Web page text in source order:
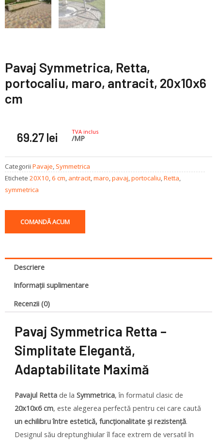
Pavaj Symmetrica, Retta,
portocaliu, maro, antracit, 20x10x6
cm
69.27 lei TVA inclus
/MP
Categorii Pavaje, Symmetrica
Etichete 20X10, 6 cm, antracit,maro,pavaj,portocaliu,Retta,
symmetrica
COMANDĂ ACUM
Descriere
Informații suplimentare
Recenzii (0)
Pavaj Symmetrica Retta –
Simplitate Elegantă,
Adaptabilitate Maximă
Pavajul Retta de la Symmetrica, în formatul clasic de
20x10x6 cm, este alegerea perfectă pentru cei care caută
un echilibru între estetică, funcționalitate și rezistență.
Designul său dreptunghiular îl face extrem de versatil în